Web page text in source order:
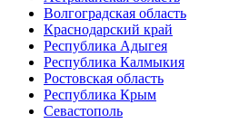
Волгоградская область
Краснодарский край
Республика Адыгея
Республика Калмыкия
Ростовская область
Республика Крым
Севастополь